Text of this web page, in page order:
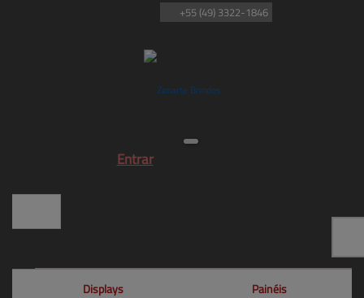
Entrar
+55 (49) 3322-1846
Displays
Painéis